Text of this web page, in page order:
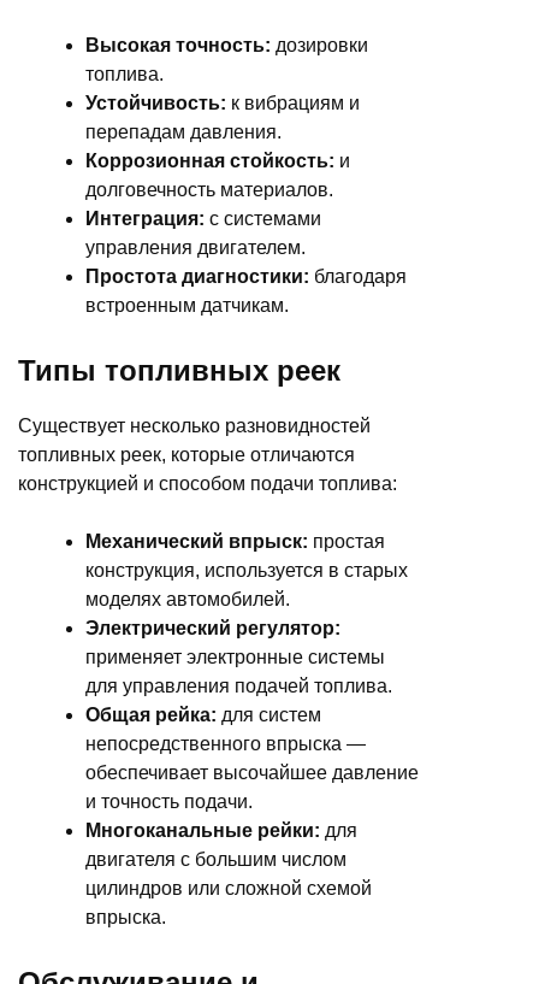
Высокая точность: дозировки
топлива.
Устойчивость: к вибрациям и
перепадам давления.
Коррозионная стойкость: и
долговечность материалов.
Интеграция: с системами
управления двигателем.
Простота диагностики: благодаря
встроенным датчикам.
Типы топливных реек
Существует несколько разновидностей
топливных реек, которые отличаются
конструкцией и способом подачи топлива:
Механический впрыск: простая
конструкция, используется в старых
моделях автомобилей.
Электрический регулятор:
применяет электронные системы
для управления подачей топлива.
Общая рейка: для систем
непосредственного впрыска —
обеспечивает высочайшее давление
и точность подачи.
Многоканальные рейки: для
двигателя с большим числом
цилиндров или сложной схемой
впрыска.